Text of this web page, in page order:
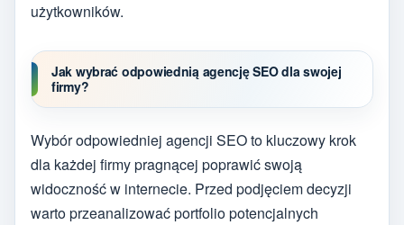
użytkowników.
Jak wybrać odpowiednią agencję SEO dla swojej
firmy?
Wybór odpowiedniej agencji SEO to kluczowy krok
dla każdej firmy pragnącej poprawić swoją
widoczność w internecie. Przed podjęciem decyzji
warto przeanalizować portfolio potencjalnych